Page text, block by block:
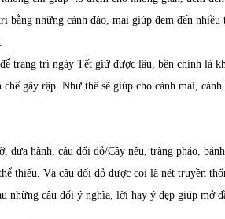
bằng những cành đào, mai giúp đem đến
trang trí ngày Tết giữ được lâu, bền chính là
gãy rập. Như thế sẽ giúp cho cành mai,
dưa hành, câu đối đỏ/Cây nêu, tràng pháo,
thiếu. Và câu đối đỏ được coi là nét truyền
những câu đối ý nghĩa, lời hay ý đẹp giúp mở